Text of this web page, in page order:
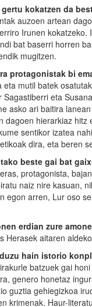
kokatzen da
auzoen artean
Irunen
bat baserri horren
mugitzen.
protagonistak bi
eta mutil batek
Sagastiberri eta
asko ari baitira
dagoen hierarkiaz
sentikor izatea
dira, eta beren
beste gai bat
protagonista,
naiz nire kasuan,
egon arren, Lur oso
erdian zure
Herasek aitaren
hain istorio
batzuek gai
genero honetaz
guztia gehiegizkoa
krimenak. Haur-